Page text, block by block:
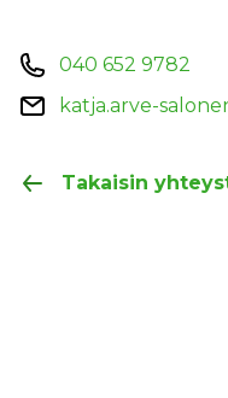
040 652 9782
katja.arve-
Takaisin